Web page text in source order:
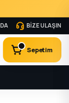
BİZE ULAŞIN
Sepetim